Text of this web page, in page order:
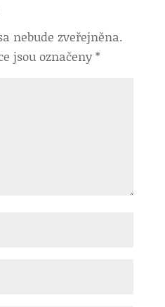
nebude zveřejněna.
jsou označeny*